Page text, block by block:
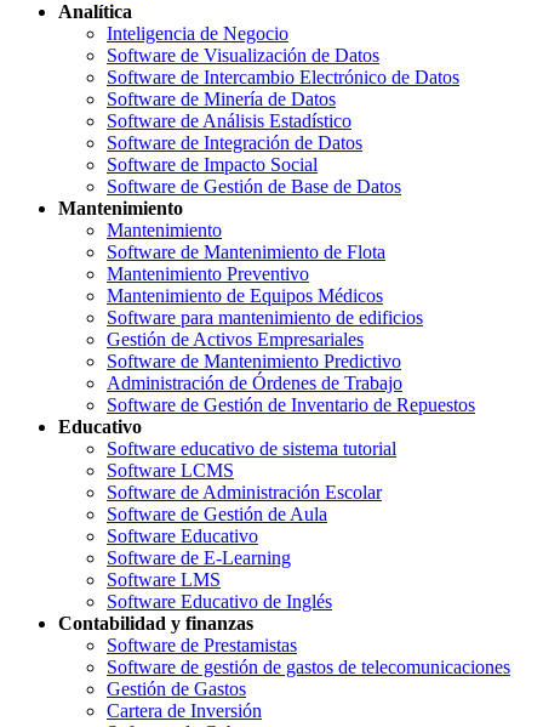
Analítica
Inteligencia de Negocio
Software de Visualización de Datos
Software de Intercambio Electrónico de Datos
Software de Minería de Datos
Software de Análisis Estadístico
Software de Integración de Datos
Software de Impacto Social
Software de Gestión de Base de Datos
Mantenimiento
Mantenimiento
Software de Mantenimiento de Flota
Mantenimiento Preventivo
Mantenimiento de Equipos Médicos
Software para mantenimiento de edificios
Gestión de Activos Empresariales
Software de Mantenimiento Predictivo
Administración de Órdenes de Trabajo
Software de Gestión de Inventario de Repuestos
Educativo
Software educativo de sistema tutorial
Software LCMS
Software de Administración Escolar
Software de Gestión de Aula
Software Educativo
Software de E-Learning
Software LMS
Software Educativo de Inglés
Contabilidad y finanzas
Software de Prestamistas
Software de gestión de gastos de telecomunicaciones
Gestión de Gastos
Cartera de Inversión